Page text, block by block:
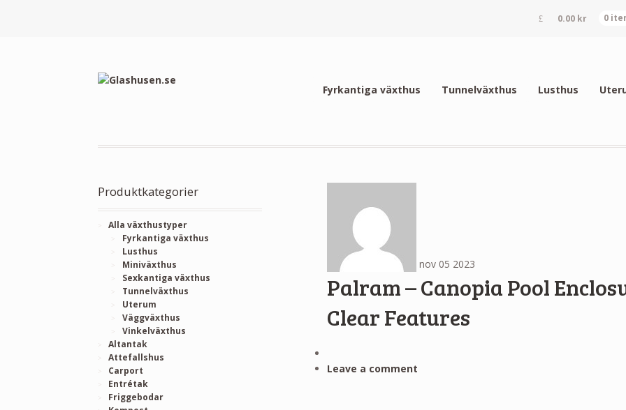
0.00 kr 0
Fyrkantiga växthus Tunnelväxthus Lusthus
nov 05 2023
Palram – Canopia Pool
Clear Features
Leave a comment
Produktkategorier
Alla växthustyper
Fyrkantiga växthus
Lusthus
Miniväxthus
Sexkantiga växthus
Tunnelväxthus
Uterum
Väggväxthus
Vinkelväxthus
Altantak
Attefallshus
Carport
Entrétak
Friggebodar